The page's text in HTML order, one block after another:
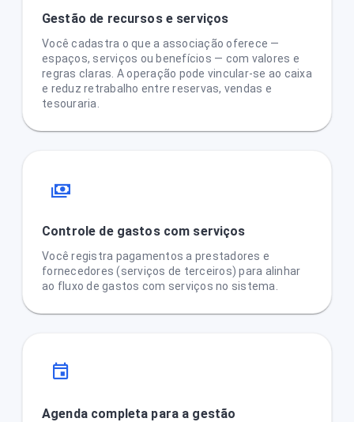
Gestão de recursos e serviços
Você cadastra o que a associação oferece —
espaços, serviços ou benefícios — com valores e
regras claras. A operação pode vincular-se ao caixa
e reduz retrabalho entre reservas, vendas e
tesouraria.
Controle de gastos com serviços
Você registra pagamentos a prestadores e
fornecedores (serviços de terceiros) para alinhar
ao fluxo de gastos com serviços no sistema.
Agenda completa para a gestão